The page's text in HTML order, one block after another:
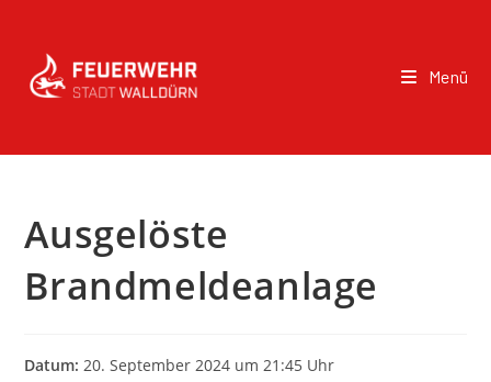
Menü
Ausgelöste
Brandmeldeanlage
Datum: 20. September 2024 um 21:45 Uhr